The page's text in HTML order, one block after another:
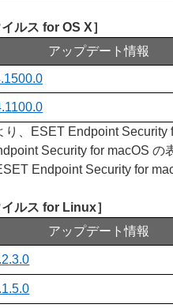
ルス for OS X］
アップデート情報
、ESET Endpoint
Security for macOS
Endpoint Security for
ルス for Linux］
アップデート情報